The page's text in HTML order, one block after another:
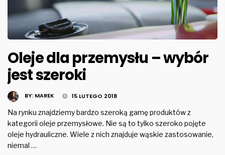
Oleje dla przemysłu – wybór
jest szeroki
BY: MAREK 15 LUTEGO 2018
Na rynku znajdziemy bardzo szeroką gamę produktów z
kategorii oleje przemysłowe. Nie są to tylko szeroko pojęte
oleje hydrauliczne. Wiele z nich znajduje wąskie zastosowanie,
niemal …